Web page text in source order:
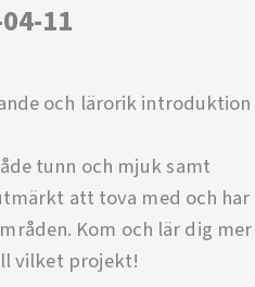
11
och lärorik introduktion
tunn och mjuk samt
att tova med och har
Kom och lär dig mer
vilket projekt!